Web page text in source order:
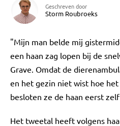
Geschreven door
Storm Roubroeks
"Mijn man belde mij
een haan zag lopen bij de
Grave. Omdat de
en het gezin niet wist hoe het
besloten ze de haan eerst
Het tweetal heeft volgens